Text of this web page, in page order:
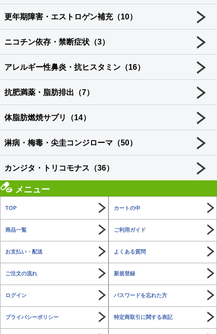
更年期障害・エストロゲン補充（10）
ニコチン依存・禁断症状（3）
アレルギー性鼻炎・抗ヒスタミン（16）
抗肥満薬・脂肪排出（7）
体脂肪燃焼サプリ（14）
淋病・梅毒・尖圭コンジローマ（50）
カンジタ・トリコモナス（36）
メニュー
TOP カートの中
商品一覧 ご利用ガイド
お支払い・配送 よくある質問
ご注文の流れ 新規登録
ログイン パスワードを忘れた方
プライバシーポリシー 特定商取引に関する表記